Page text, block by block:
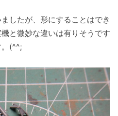
したが、形にすることはでき
と微妙な違いは有りそうです
。(^^;